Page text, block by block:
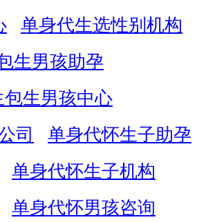
单身代生选性别机构
生男孩助孕
生男孩中心
司
单身代怀生子助孕
单身代怀生子机构
单身代怀男孩咨询